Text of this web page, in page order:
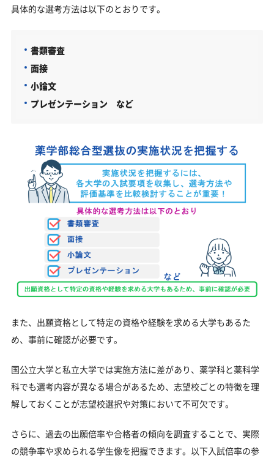
具体的な選考方法は以下のとおりです。
書類審査
面接
小論文
プレゼンテーション など
また、出願資格として特定の資格や経験を求める大学もあるた
め、事前に確認が必要です。
国公立大学と私立大学では実施方法に差があり、薬学科と薬科学
科でも選考内容が異なる場合があるため、志望校ごとの特徴を理
解しておくことが志望校選択や対策において不可欠です。
さらに、過去の出願倍率や合格者の傾向を調査することで、実際
の競争率や求められる学生像を把握できます。以下入試倍率の参